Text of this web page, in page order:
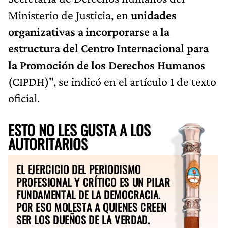
Ministerio de Justicia, en unidades
organizativas a incorporarse a la
estructura del Centro Internacional para
la Promoción de los Derechos Humanos
(CIPDH)", se indicó en el artículo 1 de texto
oficial.
ESTO NO LES GUSTA A LOS
AUTORITARIOS
EL EJERCICIO DEL PERIODISMO
PROFESIONAL Y CRÍTICO ES UN PILAR
FUNDAMENTAL DE LA DEMOCRACIA.
POR ESO MOLESTA A QUIENES CREEN
SER LOS DUEÑOS DE LA VERDAD.